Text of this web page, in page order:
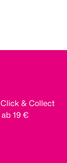
& Collect
ab 19 €